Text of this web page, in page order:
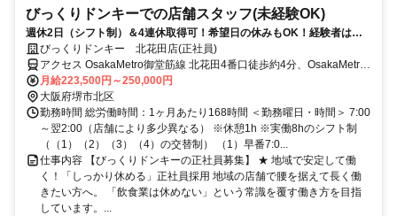
びっくりドンキーでの店舗スタッフ(未経験OK)
週休2日（シフト制）＆4連休取得可！希望日の休みもOK！経験者は月
給25万円スタートも可！20代～50代活躍中！産休･育休制度有！車・バ
イク通勤OK！
びっくりドンキー 北花田店(正社員)
アクセス OsakaMetro御堂筋線 北花田4番口徒歩約4分、OsakaMetro
御堂筋線 新金岡1番口徒歩約14分、ＪＲ阪和線 浅香徒歩約22分
月給223,500円～250,000円
大阪府堺市北区
勤務時間 総労働時間：1ヶ月あたり168時間 ＜勤務曜日・時間＞ 7:00
～翌2:00（店舗により多少異なる） ※休憩1h ※実働8hのシフト制
（（1）（2）（3）（4）の交替制） （1）早番7:0...
仕事内容 【びっくりドンキーの正社員募集】 ★ 地域で安定して働
く！「しっかり休める」正社員採用 地域の店舗で腰を据えて長く働
きたい方へ。 「飲食業は休めない」という常識を覆す働き方を目指
しています。...